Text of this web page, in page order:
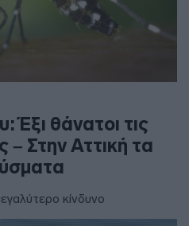
Έξι θάνατοι τις
– Στην Αττική τα
κίνδυνο